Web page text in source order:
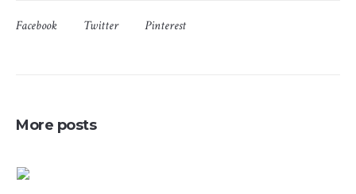
Facebook Twitter Pinterest
More posts